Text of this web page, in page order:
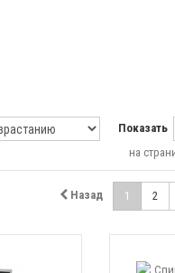
Показать
на
Назад 1 2